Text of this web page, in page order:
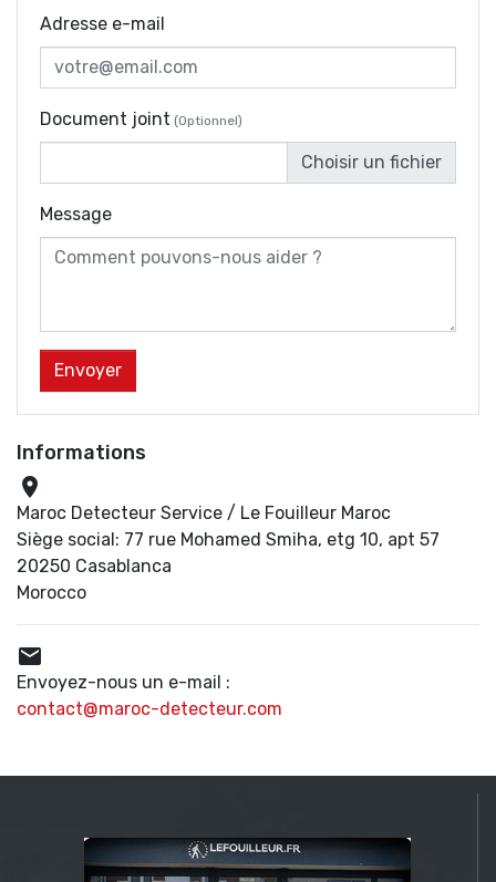
Informations

Maroc Detecteur Service / Le Fouilleur Maroc
Siège social: 77 rue Mohamed Smiha, etg 10, apt 57
20250 Casablanca
Morocco

Envoyez-nous un e-mail :
contact@maroc-detecteur.com
Adresse e-mail
Document joint (Optionnel)
Message